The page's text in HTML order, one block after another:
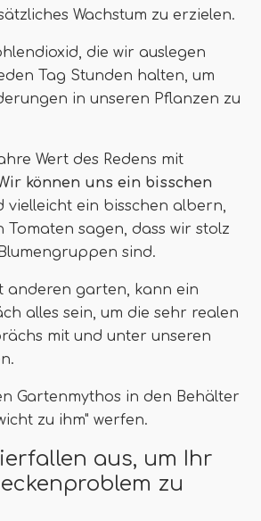
Wachstum zu erzielen.
die wir auslegen
Tag Stunden halten, um
in unseren Pflanzen zu
Wert des Redens mit
können uns ein bisschen
vielleicht ein bisschen albern,
Tomaten sagen, dass wir stolz
sind.
anderen garten, kann ein
alles sein, um die sehr realen
mit und unter unseren
Gartenmythos in den Behälter
zu ihm" werfen.
aus, um Ihr
zu